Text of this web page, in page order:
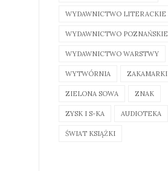
WYDAWNICTWO LITERACKIE
WYDAWNICTWO POZNAŃSKIE
WYDAWNICTWO WARSTWY
WYTWÓRNIA ZAKAMARKI
ZIELONA SOWA ZNAK
ZYSK I S-KA AUDIOTEKA
ŚWIAT KSIĄŻKI